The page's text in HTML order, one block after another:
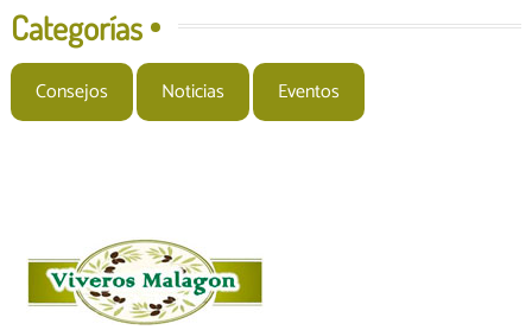
t
r
a
a
s
Categorías
Consejos Noticias Eventos